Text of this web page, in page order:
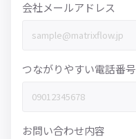
会社メールアドレス
つながりやすい電話番号
お問い合わせ内容